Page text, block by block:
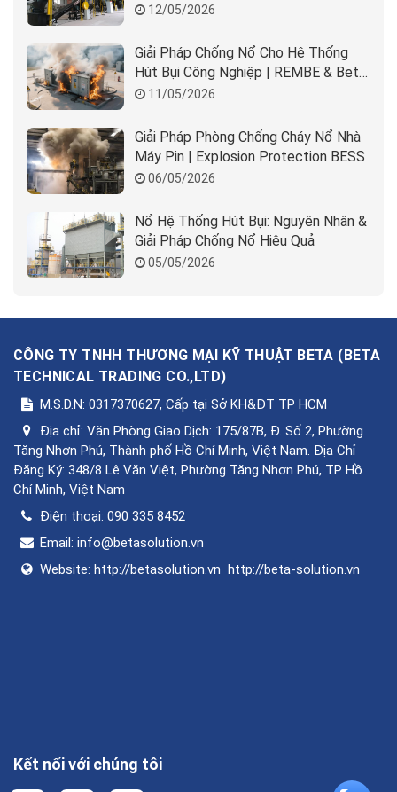
12/05/2026
Giải Pháp Chống Nổ Cho Hệ Thống
Hút Bụi Công Nghiệp | REMBE & Beta
Solution
11/05/2026
Giải Pháp Phòng Chống Cháy Nổ Nhà
Máy Pin | Explosion Protection BESS
06/05/2026
Nổ Hệ Thống Hút Bụi: Nguyên Nhân &
Giải Pháp Chống Nổ Hiệu Quả
05/05/2026
CÔNG TY TNHH THƯƠNG MẠI KỸ THUẬT BETA ( BETA
TECHNICAL TRADING CO.,LTD)
M.S.D.N: 0317370627, Cấp tại Sở KH&ĐT TP HCM
Địa chỉ: Văn Phòng Giao Dịch: 175/87B, Đ. Số 2, Phường
Tăng Nhơn Phú, Thành phố Hồ Chí Minh, Việt Nam. Địa Chỉ
Đăng Ký: 348/8 Lê Văn Việt, Phường Tăng Nhơn Phú, TP Hồ
Chí Minh, Việt Nam
Điện thoại: 090 335 8452
Email: info@betasolution.vn
Website: http://betasolution.vn http://beta-solution.vn
Kết nối với chúng tôi